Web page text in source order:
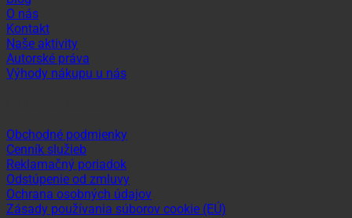
O nás
Kontakt
Naše aktivity
Autorské práva
Výhody nákupu u nás
Obchodné podmienky
Cenník služieb
Reklamačný poriadok
Odstúpenie od zmluvy
Ochrana osobných údajov
Zásady používania súborov cookie (EÚ)